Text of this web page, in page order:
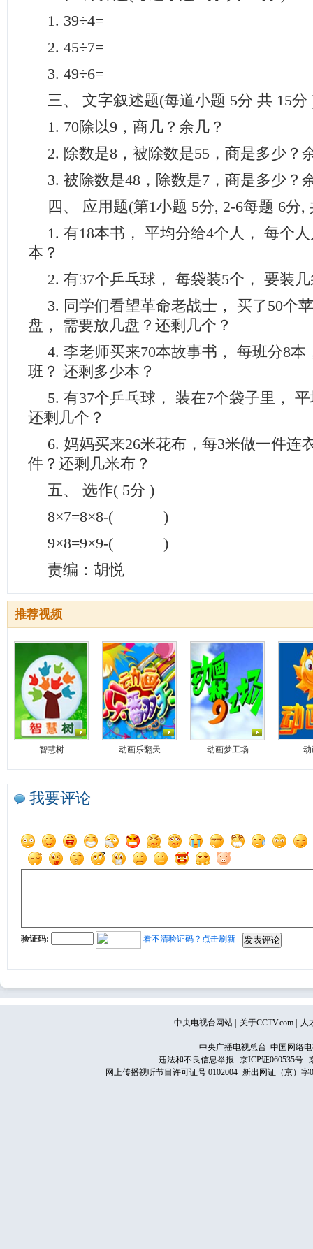
1. 39÷4=
2. 45÷7=
3. 49÷6=
三、 文字叙述题(每道小题 5分 共 15分
1. 70除以9，商几？余几？
2. 除数是8，被除数是55，商是多少？
3. 被除数是48，除数是7，商是多少？
四、 应用题(第1小题 5分, 2-6每题 6分,
1. 有18本书， 平均分给4个人， 每个
本？
2. 有37个乒乓球， 每袋装5个， 要装
3. 同学们看望革命老战士， 买了50个
盘， 需要放几盘？还剩几个？
4. 李老师买来70本故事书， 每班分8本
班？ 还剩多少本？
5. 有37个乒乓球， 装在7个袋子里，
还剩几个？
6. 妈妈买来26米花布，每3米做一件连
件？还剩几米布？
五、 选作( 5分 )
8×7=8×8-( )
9×8=9×9-( )
责编：胡悦
推荐视频
智慧树 动画乐翻天 动画梦工场 动
我要评论
验证码: 看不清验证码？点击刷新
中央电视台网站 关于CCTV.com 人
中央广播电视总台 中国网络
违法和不良信息举报
京ICP证060535号
网上传播视听节目许可证号 0102004 新出网证（京）